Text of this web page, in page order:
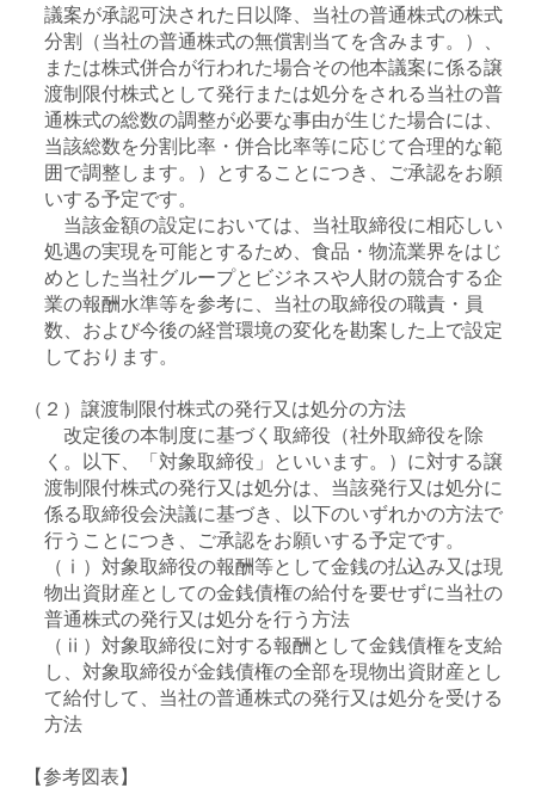
議案が承認可決された日以降、当社の普通株式の株式
分割（当社の普通株式の無償割当てを含みます。）、
または株式併合が行われた場合その他本議案に係る譲
渡制限付株式として発行または処分をされる当社の普
通株式の総数の調整が必要な事由が生じた場合には、
当該総数を分割比率・併合比率等に応じて合理的な範
囲で調整します。）とすることにつき、ご承認をお願
いする予定です。
当該金額の設定においては、当社取締役に相応しい
処遇の実現を可能とするため、食品・物流業界をはじ
めとした当社グループとビジネスや人財の競合する企
業の報酬水準等を参考に、当社の取締役の職責・員
数、および今後の経営環境の変化を勘案した上で設定
しております。
（２）譲渡制限付株式の発行又は処分の方法
改定後の本制度に基づく取締役（社外取締役を除
く。以下、「対象取締役」といいます。）に対する譲
渡制限付株式の発行又は処分は、当該発行又は処分に
係る取締役会決議に基づき、以下のいずれかの方法で
行うことにつき、ご承認をお願いする予定です。
（ⅰ）対象取締役の報酬等として金銭の払込み又は現
物出資財産としての金銭債権の給付を要せずに当社の
普通株式の発行又は処分を行う方法
（ⅱ）対象取締役に対する報酬として金銭債権を支給
し、対象取締役が金銭債権の全部を現物出資財産とし
て給付して、当社の普通株式の発行又は処分を受ける
方法
【参考図表】